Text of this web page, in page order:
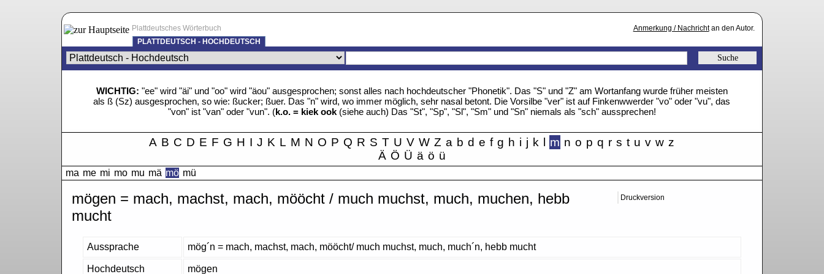
Anmerkung / Nachrichtan den Autor.
Plattdeutsches Wörterbuch
PLATTDEUTSCH - HOCHDEUTSCH
WICHTIG: "ee" wird "äi" und "oo" wird "äou" ausgesprochen; sonst alles nach hochdeutscher "Phonetik". Das "S" und "Z" am Wortanfang wurde früher meisten
als ß (Sz) ausgesprochen, so wie: ßucker; ßuer. Das "n" wird, wo immer möglich, sehr nasal betont. Die Vorsilbe "ver" ist auf Finkenwwerder "vo" oder "vu", das
"von" ist "van" oder "vun". (k.o. = kiek ook(siehe auch) Das "St", "Sp", "Sl", "Sm" und "Sn" niemals als "sch" aussprechen!
A B C D E F G H I J K L M N O P Q R S T U V W Z a b d e f g h i j k l m n o p q r s t u v w z
Ä Ö Ü ä ö ü
ma me mi mo mu mä mö mü
Druckversion
mögen = mach, machst, mach, mööcht / much muchst, much, muchen, hebb
mucht
Aussprache mög´n = mach, machst, mach, mööcht/ much muchst, much, much´n, hebb mucht
Hochdeutsch mögen